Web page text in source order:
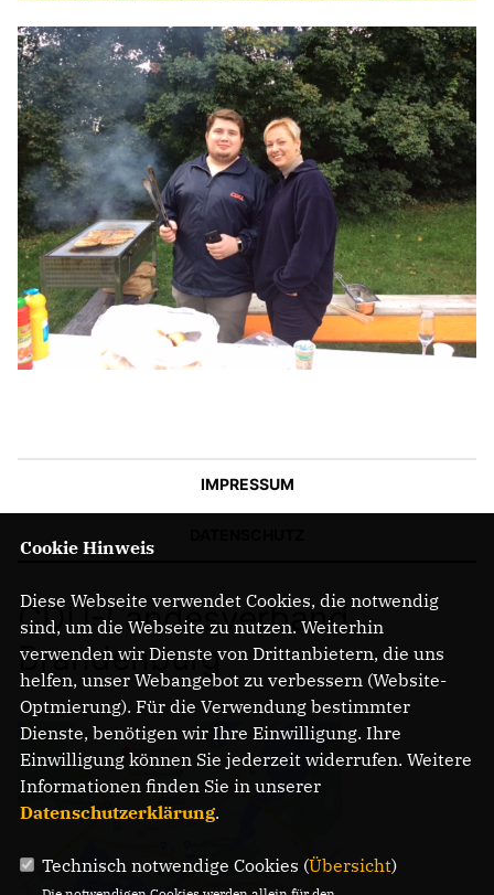
IMPRESSUM
CDU-Landesverband
Brandenburg
Cookie Hinweis
Diese Webseite verwendet Cookies, die notwendig
sind, um die Webseite zu nutzen. Weiterhin
verwenden wir Dienste von Drittanbietern, die uns
helfen, unser Webangebot zu verbessern (Website-
Optmierung). Für die Verwendung bestimmter
Dienste, benötigen wir Ihre Einwilligung. Ihre
Einwilligung können Sie jederzeit widerrufen. Weitere
Informationen finden Sie in unserer
Datenschutzerklärung.
Technisch notwendige Cookies (Übersicht)